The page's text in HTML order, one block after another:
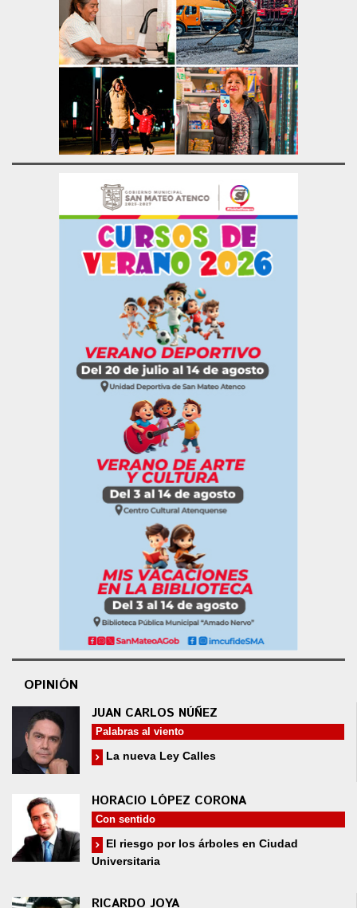
OPINIÓN
JUAN CARLOS NÚÑEZ
Palabras al viento
La nueva Ley Calles
HORACIO LÓPEZ CORONA
Con sentido
El riesgo por los árboles en Ciudad
Universitaria
RICARDO JOYA